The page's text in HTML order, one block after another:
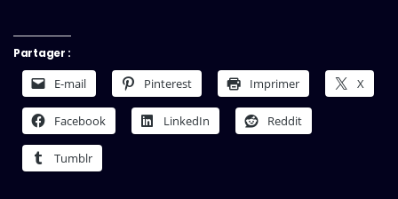
Partager :
E-mail Pinterest Imprimer X
Facebook LinkedIn Reddit
Tumblr